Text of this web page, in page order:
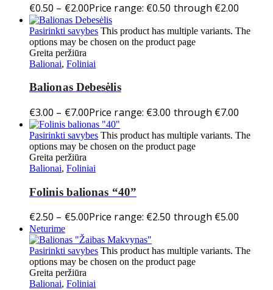
€0.50 – €2.00Price range: €0.50 through €2.00
Pasirinkti savybes This product has multiple variants. The
options may be chosen on the product page
Greita peržiūra
Balionai, Foliniai
Balionas Debesėlis
€3.00 – €7.00Price range: €3.00 through €7.00
Pasirinkti savybes This product has multiple variants. The
options may be chosen on the product page
Greita peržiūra
Balionai, Foliniai
Folinis balionas “40”
€2.50 – €5.00Price range: €2.50 through €5.00
Neturime
Pasirinkti savybes This product has multiple variants. The
options may be chosen on the product page
Greita peržiūra
Balionai, Foliniai